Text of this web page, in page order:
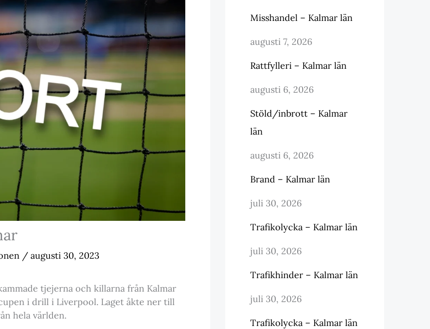
/ augusti 30, 2023
tjejerna och killarna från Kalmar
i drill i Liverpool. Laget åkte ner till
hela världen.
Misshandel – Kalmar län
augusti 7, 2026
Rattfylleri – Kalmar län
augusti 6, 2026
Stöld/inbrott – Kalmar
län
augusti 6, 2026
Brand – Kalmar län
juli 30, 2026
Trafikolycka – Kalmar län
juli 30, 2026
Trafikhinder – Kalmar län
juli 30, 2026
Trafikolycka – Kalmar län